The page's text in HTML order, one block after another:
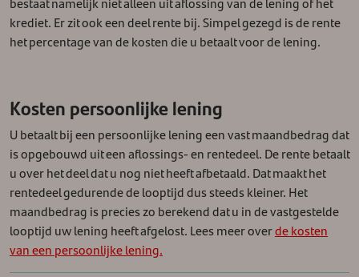
krediet. Er zit ook een deel rente bij. Simpel gezegd is de rente
het percentage van de kosten die u betaalt voor de lening.
Kosten persoonlijke lening
U betaalt bij een persoonlijke lening een vast maandbedrag dat
is opgebouwd uit een aflossings- en rentedeel. De rente betaalt
u over het deel dat u nog niet heeft afbetaald. Dat maakt het
rentedeel gedurende de looptijd dus steeds kleiner. Het
maandbedrag is precies zo berekend dat u in de vastgestelde
looptijd uw lening heeft afgelost. Lees meer overde kosten
van een persoonlijke lening.